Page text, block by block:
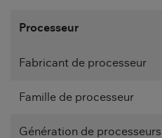
Processeur
Fabricant de processeur
Famille de processeur
Génération de processeurs